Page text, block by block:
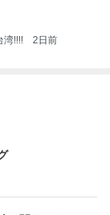
湾!!!! 2日前